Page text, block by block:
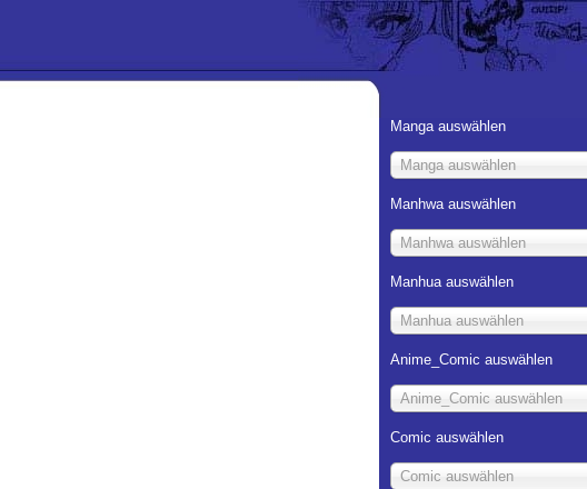
Manga auswählen
Manga auswählen
Manhwa auswählen
Manhwa auswählen
Manhua auswählen
Manhua auswählen
Anime_Comic auswählen
Anime_Comic auswählen
Comic auswählen
Comic auswählen